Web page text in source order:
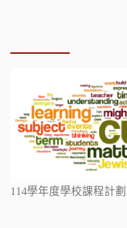
114學年度學校課程計劃